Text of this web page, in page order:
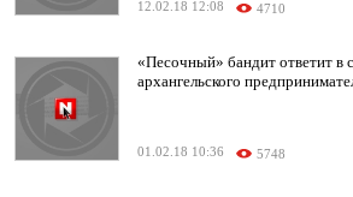
12.02.18 12:08 4710
«Песочный» бандит ответит в
архангельского
01.02.18 10:36 5748